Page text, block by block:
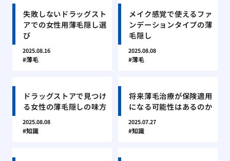
失敗しないドラッグスト
アでの女性用薄毛隠し選
び
2025.08.16
薄毛
メイク感覚で使えるファ
ンデーションタイプの薄
毛隠し
2025.08.08
薄毛
ドラッグストアで見つけ
る女性の薄毛隠しの味方
2025.08.08
知識
将来薄毛治療が保険適用
になる可能性はあるのか
2025.07.27
知識